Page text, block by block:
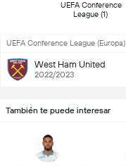
UEFA Conference
League (1)
UEFA Conference League (Europa)
West Ham United
2022/2023
También te puede interesar